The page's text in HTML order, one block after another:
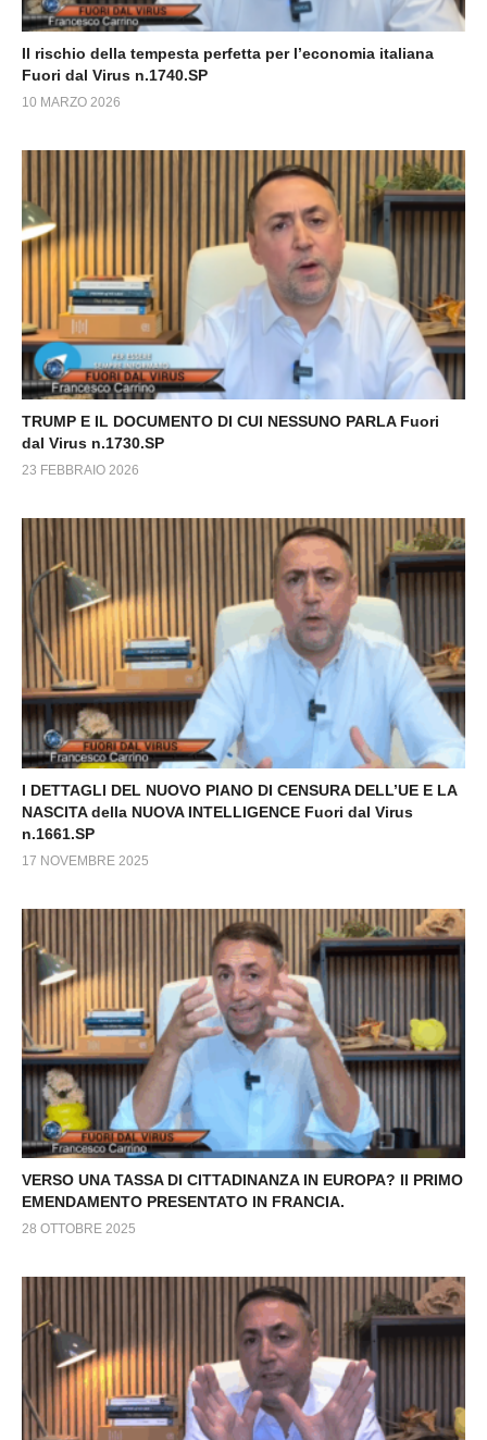
Il rischio della tempesta perfetta per l’economia italiana
Fuori dal Virus n.1740.SP
10 MARZO 2026
TRUMP E IL DOCUMENTO DI CUI NESSUNO PARLA Fuori
dal Virus n.1730.SP
23 FEBBRAIO 2026
I DETTAGLI DEL NUOVO PIANO DI CENSURA DELL’UE E LA
NASCITA della NUOVA INTELLIGENCE Fuori dal Virus
n.1661.SP
17 NOVEMBRE 2025
VERSO UNA TASSA DI CITTADINANZA IN EUROPA? Il PRIMO
EMENDAMENTO PRESENTATO IN FRANCIA.
28 OTTOBRE 2025